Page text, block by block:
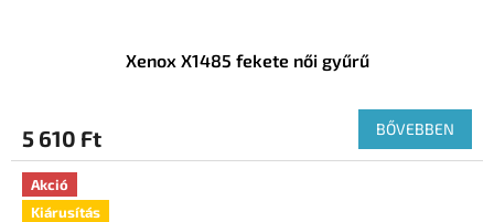
Xenox X1485 fekete női gyűrű
5 610 Ft BŐVEBBEN
Akció
Kiárusítás